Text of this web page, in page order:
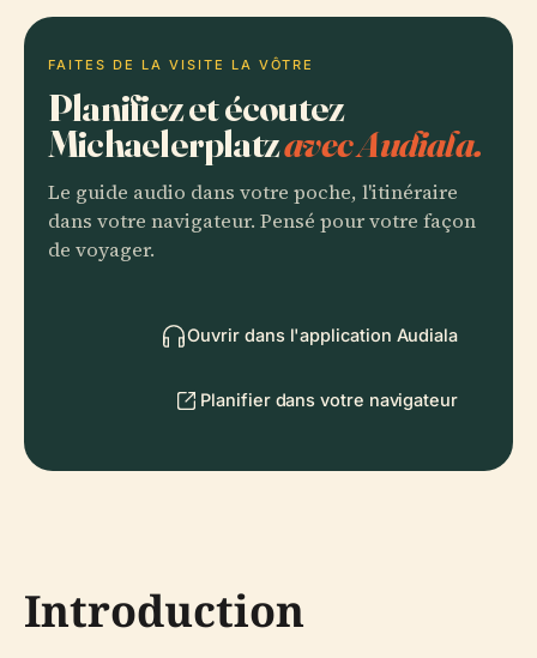
FAITES DE LA VISITE LA VÔTRE
Planifiez et écoutez
Michaelerplatzavec Audiala.
Le guide audio dans votre poche, l'itinéraire
dans votre navigateur. Pensé pour votre façon
de voyager.
Ouvrir dans l'application Audiala
Planifier dans votre navigateur
Introduction